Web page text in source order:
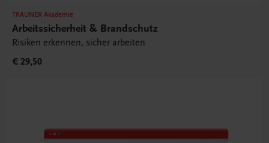
TRAUNER Akademie
Arbeitssicherheit & Brandschutz
Risiken erkennen, sicher arbeiten
€ 29,50